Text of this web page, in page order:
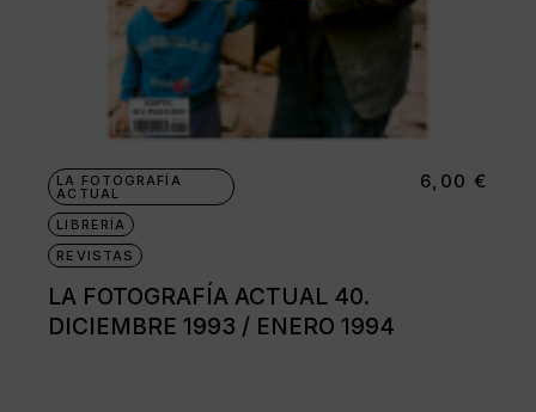
LA FOTOGRAFÍA
ACTUAL
LIBRERÍA
REVISTAS
LA FOTOGRAFÍA ACTUAL 40.
DICIEMBRE 1993 / ENERO 1994
6,00 €